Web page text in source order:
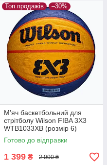
Топ продажів –30%
М'яч баскетбольний для
стрітболу Wilson FIBA 3X3
WTB1033XB (розмір 6)
Готово до відправки
1 399 ₴ 2 000 ₴